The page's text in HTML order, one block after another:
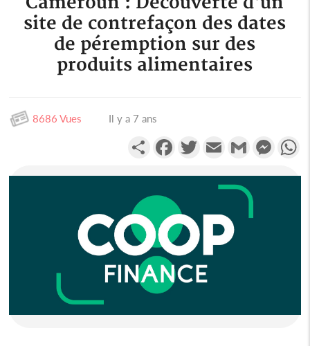
site de contrefaçon des dates
de péremption sur des
produits alimentaires
8686 Vues Il y a 7 ans
PartagerFacebookTwitterEmail Gmail